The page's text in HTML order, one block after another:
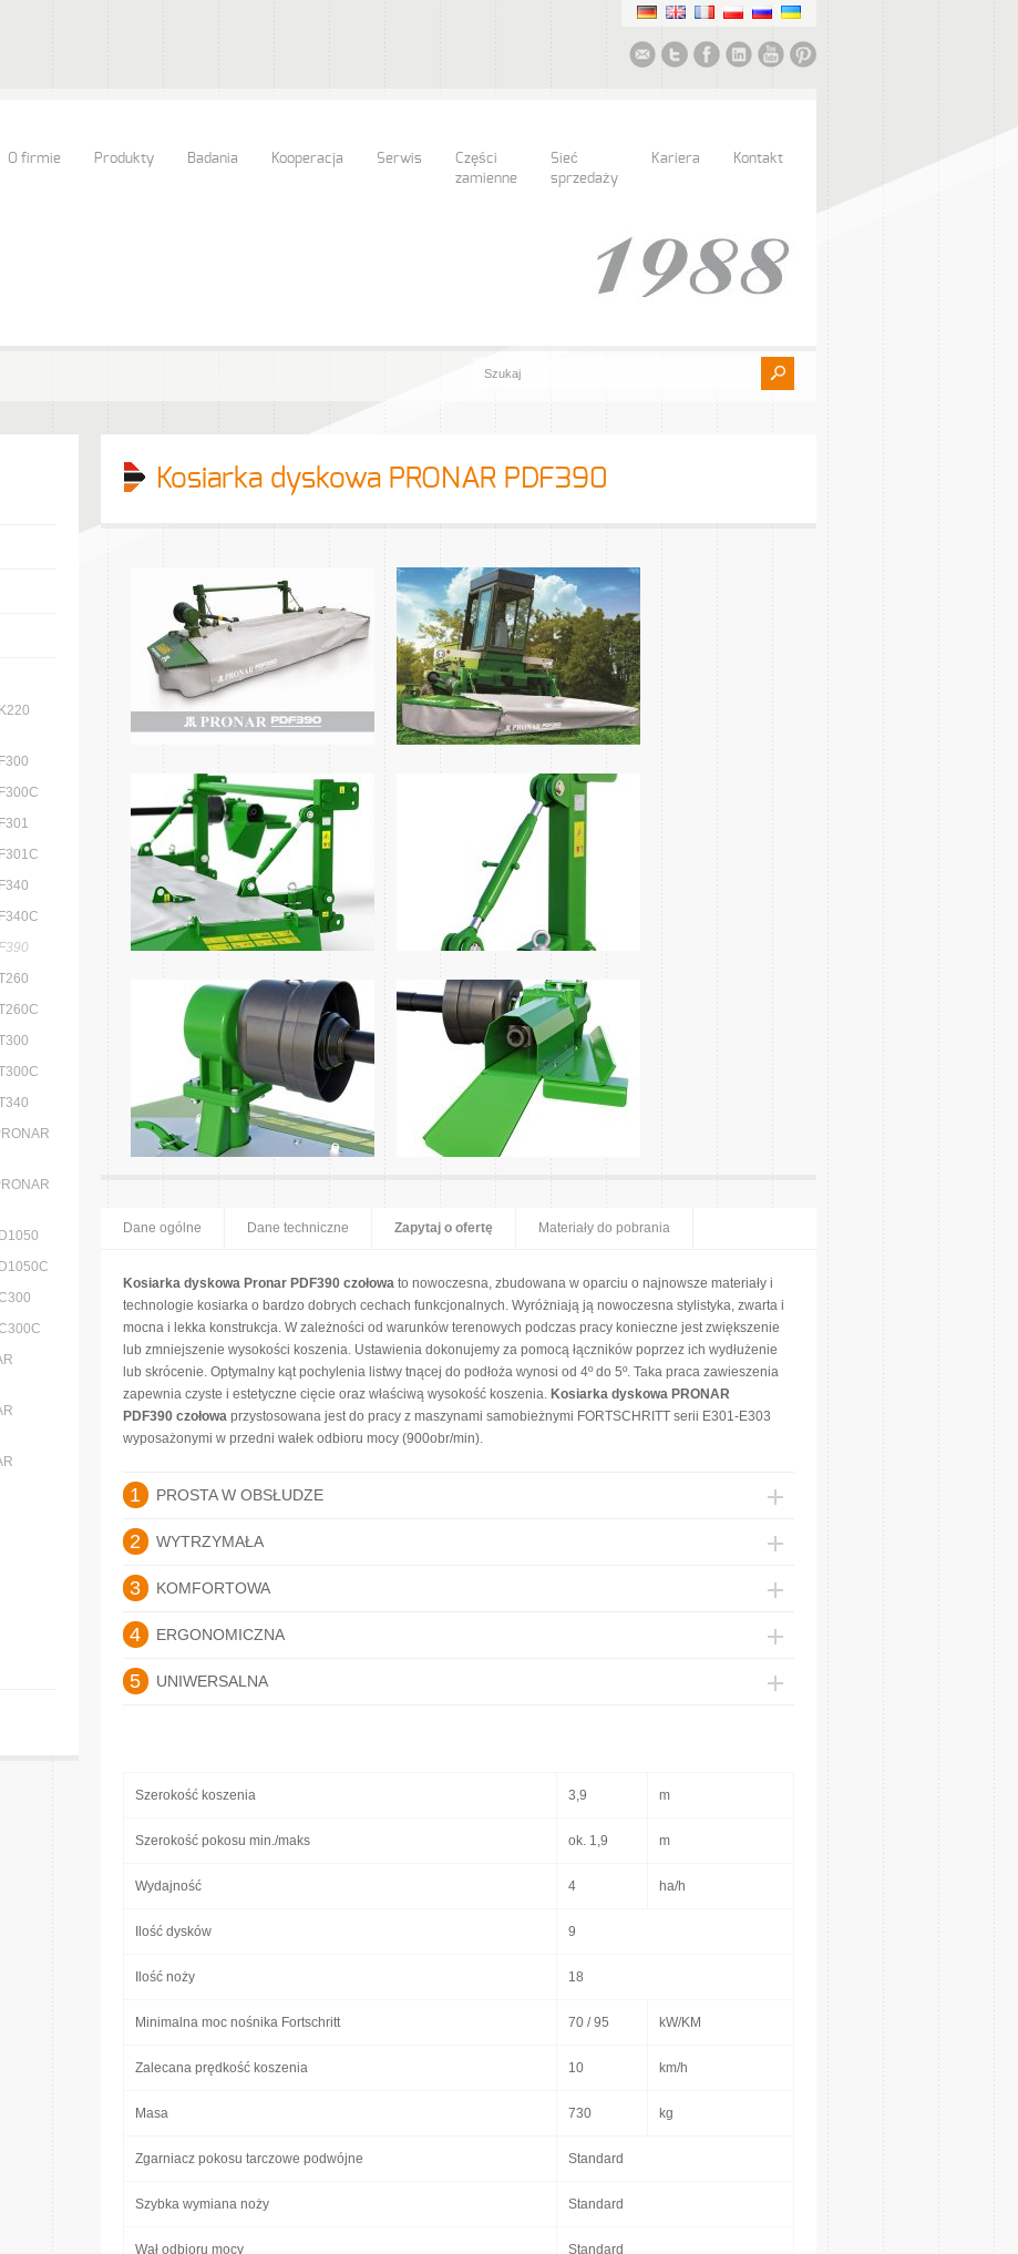
O firmie Produkty Badania Kooperacja Serwis
Części
zamienne
Sieć
sprzedaży
Kariera Kontakt
Kosiarka dyskowa PRONAR PDF390
Dane ogólne Dane techniczne Zapytaj o ofertę Materiały do pobrania
Kosiarka dyskowa Pronar PDF390 czołowa to nowoczesna, zbudowana w oparciu o najnowsze materiały i
technologie kosiarka o bardzo dobrych cechach funkcjonalnych. Wyróżniają ją nowoczesna stylistyka, zwarta i
mocna i lekka konstrukcja. W zależności od warunków terenowych podczas pracy konieczne jest zwiększenie
lub zmniejszenie wysokości koszenia. Ustawienia dokonujemy za pomocą łączników poprzez ich wydłużenie
lub skrócenie. Optymalny kąt pochylenia listwy tnącej do podłoża wynosi od 4º do 5º. Taka praca zawieszenia
zapewnia czyste i estetyczne cięcie oraz właściwą wysokość koszenia. Kosiarka dyskowa PRONAR
PDF390 czołowa przystosowana jest do pracy z maszynami samobieżnymi FORTSCHRITT serii E301-E303
wyposażonymi w przedni wałek odbioru mocy (900obr/min).
1 PROSTA W OBSŁUDZE
2 WYTRZYMAŁA
3 KOMFORTOWA
4 ERGONOMICZNA
5 UNIWERSALNA
Szerokość koszenia 3,9 m
Szerokość pokosu min./maks ok. 1,9 m
Wydajność 4 ha/h
Ilość dysków 9
Ilość noży 18
Minimalna moc nośnika Fortschritt 70 / 95 kW/KM
Zalecana prędkość koszenia 10 km/h
Masa 730 kg
Zgarniacz pokosu tarczowe podwójne Standard
Szybka wymiana noży Standard
Wał odbioru mocy Standard